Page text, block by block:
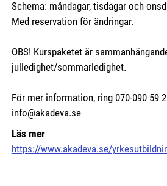
Schema: måndagar, tisdagar och
Med reservation för ändringar.
OBS! Kurspaketet är
julledighet/sommarledighet.
För mer information, ring 070-090 59
info@akadeva.se
Läs mer
https://www.akadeva.se/